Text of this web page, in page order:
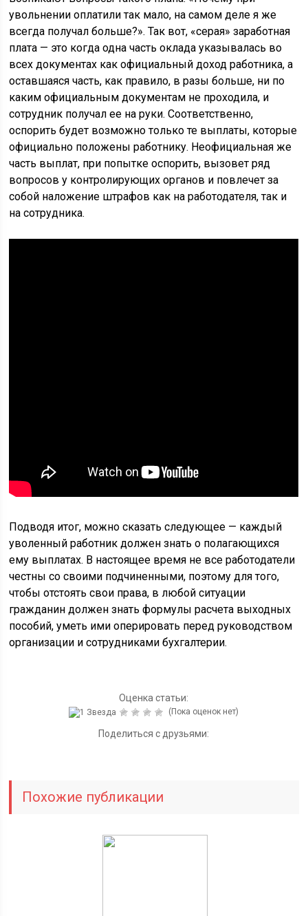
увольнении оплатили так мало, на самом деле я же
всегда получал больше?». Так вот, «серая» заработная
плата — это когда одна часть оклада указывалась во
всех документах как официальный доход работника, а
оставшаяся часть, как правило, в разы больше, ни по
каким официальным документам не проходила, и
сотрудник получал ее на руки. Соответственно,
оспорить будет возможно только те выплаты, которые
официально положены работнику. Неофициальная же
часть выплат, при попытке оспорить, вызовет ряд
вопросов у контролирующих органов и повлечет за
собой наложение штрафов как на работодателя, так и
на сотрудника.
Подводя итог, можно сказать следующее — каждый
уволенный работник должен знать о полагающихся
ему выплатах. В настоящее время не все работодатели
честны со своими подчиненными, поэтому для того,
чтобы отстоять свои права, в любой ситуации
гражданин должен знать формулы расчета выходных
пособий, уметь ими оперировать перед руководством
организации и сотрудниками бухгалтерии.
Оценка статьи:
(Пока оценок нет)
Поделиться с друзьями:
Похожие публикации